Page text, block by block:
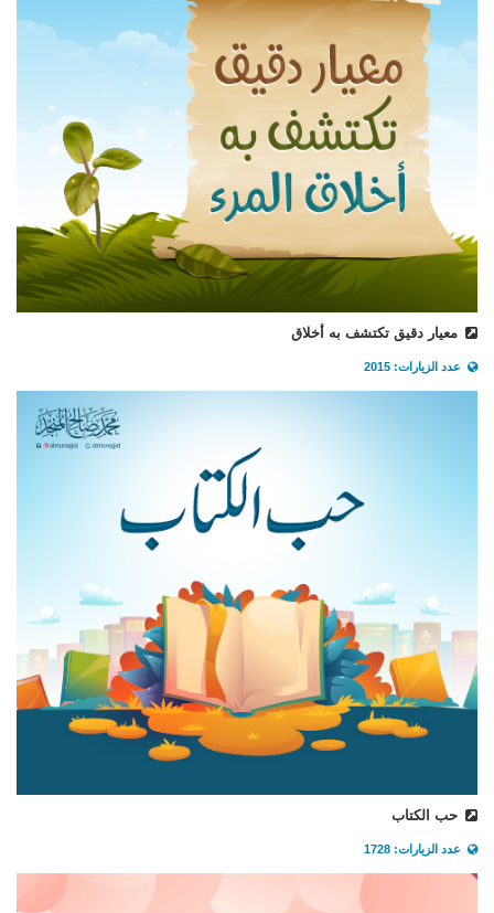
معيار دقيق تكتشف به أخلاق
عدد الزيارات: 2015
حب الكتاب
عدد الزيارات: 1728